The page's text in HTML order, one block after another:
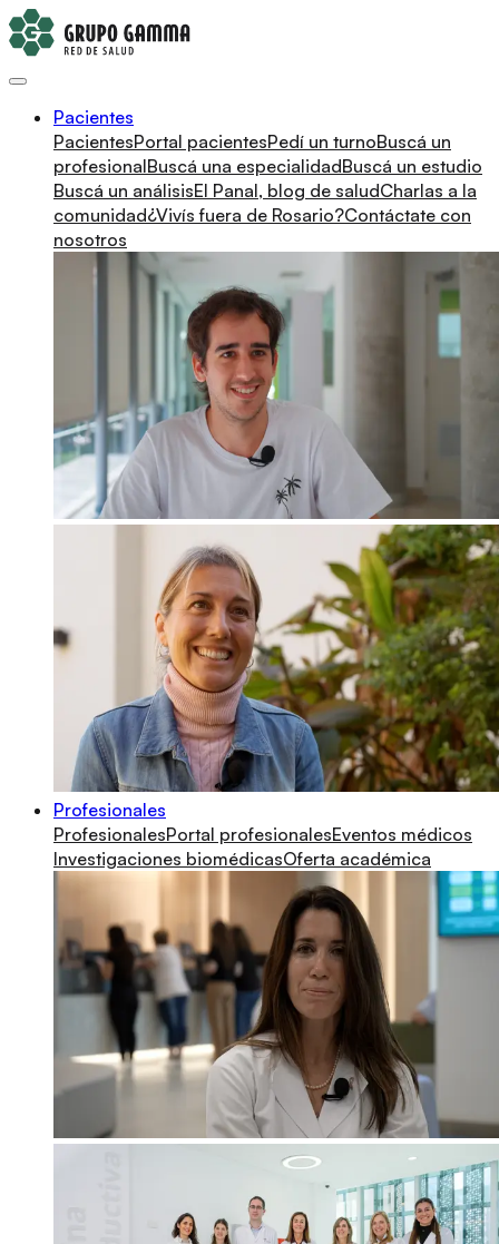
Pacientes
PacientesPortal pacientesPedí un turnoBuscá un
profesionalBuscá una especialidadBuscá un estudio
Buscá un análisisEl Panal, blog de saludCharlas a la
comunidad¿Vivís fuera de Rosario?Contáctate con
nosotros
Profesionales
ProfesionalesPortal profesionalesEventos médicos
Investigaciones biomédicasOferta académica